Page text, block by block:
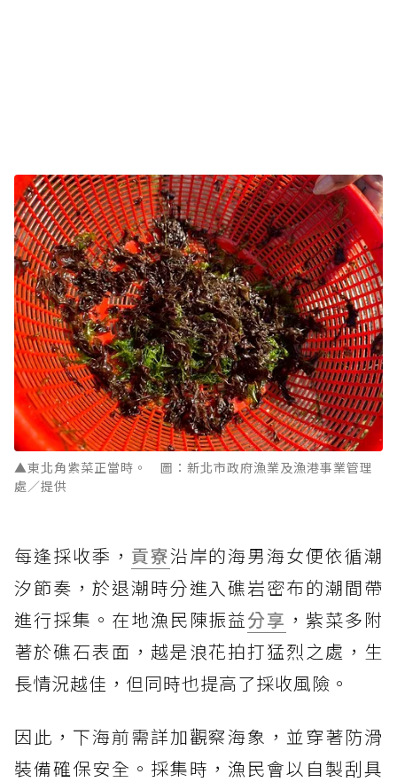
▲東北角紫菜正當時。 圖：新北市政府漁業及漁港事業管理
處／提供
每逢採收季， 貢寮沿岸的海男海女便依循潮
汐節奏，於退潮時分進入礁岩密布的潮間帶
進行採集。在地漁民陳振益分享 ，紫菜多附
著於礁石表面，越是浪花拍打猛烈之處，生
長情況越佳，但同時也提高了採收風險。
因此，下海前需詳加觀察海象，並穿著防滑
裝備確保安全。採集時，漁民會以自製刮具